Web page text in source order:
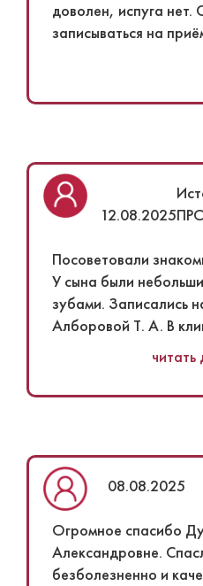
доволен, испуга нет.
записываться на
12.08.2025
Посоветовали
У сына были
зубами. Записались
Алборовой Т. А. В
документы, были
расположила сына к
Рекомендуем
прекрасного
дела.
Понравилось
Интерактивный стол
читать
08.08.2025
Огромное спасибо
Александровне.
безболезненно и